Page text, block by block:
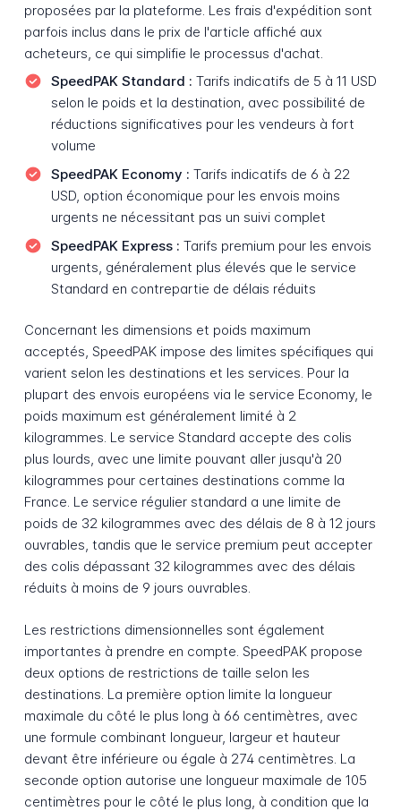
proposées par la plateforme. Les frais d'expédition sont
parfois inclus dans le prix de l'article affiché aux
acheteurs, ce qui simplifie le processus d'achat.
SpeedPAK Standard : Tarifs indicatifs de 5 à 11 USD
selon le poids et la destination, avec possibilité de
réductions significatives pour les vendeurs à fort
volume
SpeedPAK Economy : Tarifs indicatifs de 6 à 22
USD, option économique pour les envois moins
urgents ne nécessitant pas un suivi complet
SpeedPAK Express : Tarifs premium pour les envois
urgents, généralement plus élevés que le service
Standard en contrepartie de délais réduits
Concernant les dimensions et poids maximum
acceptés, SpeedPAK impose des limites spécifiques qui
varient selon les destinations et les services. Pour la
plupart des envois européens via le service Economy, le
poids maximum est généralement limité à 2
kilogrammes. Le service Standard accepte des colis
plus lourds, avec une limite pouvant aller jusqu'à 20
kilogrammes pour certaines destinations comme la
France. Le service régulier standard a une limite de
poids de 32 kilogrammes avec des délais de 8 à 12 jours
ouvrables, tandis que le service premium peut accepter
des colis dépassant 32 kilogrammes avec des délais
réduits à moins de 9 jours ouvrables.
Les restrictions dimensionnelles sont également
importantes à prendre en compte. SpeedPAK propose
deux options de restrictions de taille selon les
destinations. La première option limite la longueur
maximale du côté le plus long à 66 centimètres, avec
une formule combinant longueur, largeur et hauteur
devant être inférieure ou égale à 274 centimètres. La
seconde option autorise une longueur maximale de 105
centimètres pour le côté le plus long, à condition que la